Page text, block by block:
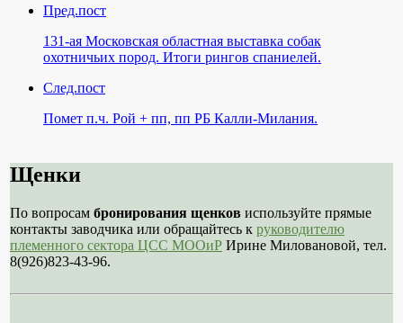
Пред.пост
131-ая Московская областная выставка собак
охотничьих пород. Итоги рингов спаниелей.
След.пост
Помет п.ч. Рой + пп, пп РБ Калли-Милания.
Щенки
По вопросам бронирования щенков используйте прямые
контакты заводчика или обращайтесь к руководителю
племенного сектора ЦСС МООиР Ирине Миловановой, тел.
8(926)823-43-96.